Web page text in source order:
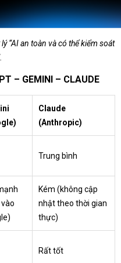
“AI an toàn và có thể kiểm soát
– GEMINI – CLAUDE
Claude
(Anthropic)
Trung bình
Kém (không cập
nhật theo thời gian
thực)
Rất tốt